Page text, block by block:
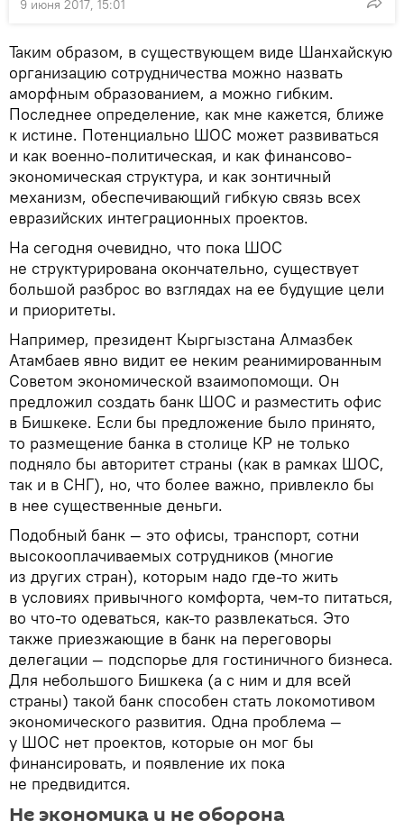
9 июня 2017, 15:01
Таким образом, в существующем виде Шанхайскую
организацию сотрудничества можно назвать
аморфным образованием, а можно гибким.
Последнее определение, как мне кажется, ближе
к истине. Потенциально ШОС может развиваться
и как военно-политическая, и как финансово-
экономическая структура, и как зонтичный
механизм, обеспечивающий гибкую связь всех
евразийских интеграционных проектов.
На сегодня очевидно, что пока ШОС
не структурирована окончательно, существует
большой разброс во взглядах на ее будущие цели
и приоритеты.
Например, президент Кыргызстана Алмазбек
Атамбаев явно видит ее неким реанимированным
Советом экономической взаимопомощи. Он
предложил создать банк ШОС и разместить офис
в Бишкеке. Если бы предложение было принято,
то размещение банка в столице КР не только
подняло бы авторитет страны (как в рамках ШОС,
так и в СНГ), но, что более важно, привлекло бы
в нее существенные деньги.
Подобный банк — это офисы, транспорт, сотни
высокооплачиваемых сотрудников (многие
из других стран), которым надо где-то жить
в условиях привычного комфорта, чем-то питаться,
во что-то одеваться, как-то развлекаться. Это
также приезжающие в банк на переговоры
делегации — подспорье для гостиничного бизнеса.
Для небольшого Бишкека (а с ним и для всей
страны) такой банк способен стать локомотивом
экономического развития. Одна проблема —
у ШОС нет проектов, которые он мог бы
финансировать, и появление их пока
не предвидится.
Не экономика и не оборона